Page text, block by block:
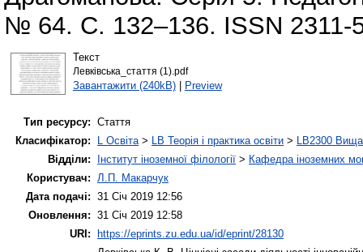
№ 64. С. 132–136. ISSN 2311-
Текст
Левківська_стаття (1).pdf
Завантажити (240kB)| Preview
Тип ресурсу: Стаття
Класифікатор:
L Освіта> LB Теорія і практика освіти > LB2300 Вища
Відділи:
Інститут іноземної філології > Кафедра іноземних
Користувач: Л.П. Макарчук
Дата подачі: 31 Січ 2019 12:56
Оновлення: 31 Січ 2019 12:58
URI:
https://eprints.zu.edu.ua/id/eprint/28130